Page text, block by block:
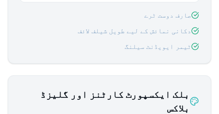
صارف دوست ٹرے
دکانی نمائش کے لیے طویل شیلف لائف
ٹیمر ایویڈنٹ سیلنگ
بلک ایکسپورٹ کارٹنز اور گلیزڈ
بلاکس